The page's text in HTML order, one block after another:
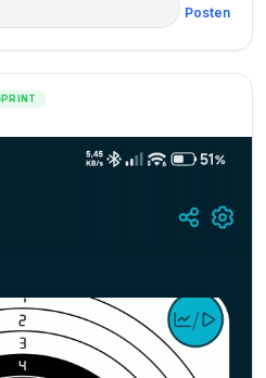
Posten
PRINT